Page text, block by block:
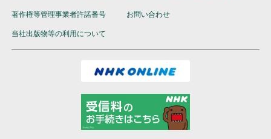
著作権等管理事業者許諾番号 お問い合わせ
当社出版物等の利用について